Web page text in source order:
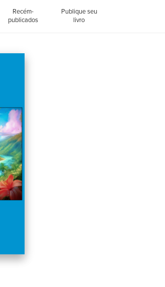
Recém-
publicados
Publique seu
livro